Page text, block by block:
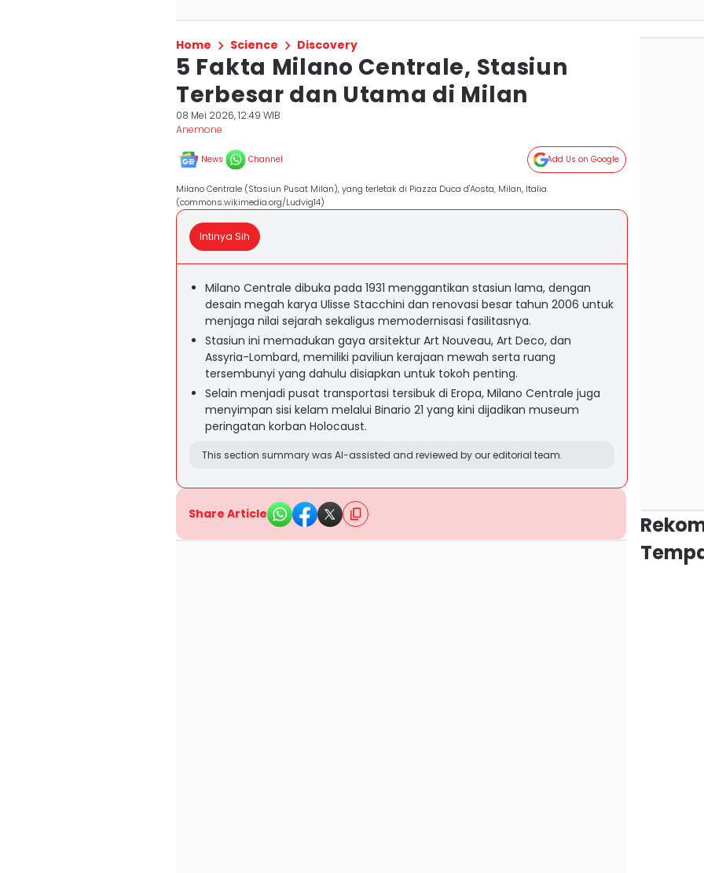
Home Science Discovery
5 Fakta Milano Centrale, Stasiun
Terbesar dan Utama di Milan
08 Mei 2026, 12:49 WIB
Anemone
News Channel Add Us on Google
Milano Centrale (Stasiun Pusat Milan), yang terletak di Piazza Duca d'Aosta, Milan, Italia.
(commons.wikimedia.org/Ludvig14)
Intinya Sih
Milano Centrale dibuka pada 1931 menggantikan stasiun lama, dengan
desain megah karya Ulisse Stacchini dan renovasi besar tahun 2006 untuk
menjaga nilai sejarah sekaligus memodernisasi fasilitasnya.
Stasiun ini memadukan gaya arsitektur Art Nouveau, Art Deco, dan
Assyria-Lombard, memiliki paviliun kerajaan mewah serta ruang
tersembunyi yang dahulu disiapkan untuk tokoh penting.
Selain menjadi pusat transportasi tersibuk di Eropa, Milano Centrale juga
menyimpan sisi kelam melalui Binario 21 yang kini dijadikan museum
peringatan korban Holocaust.
This section summary was AI-assisted and reviewed by our editorial team.
Share Article